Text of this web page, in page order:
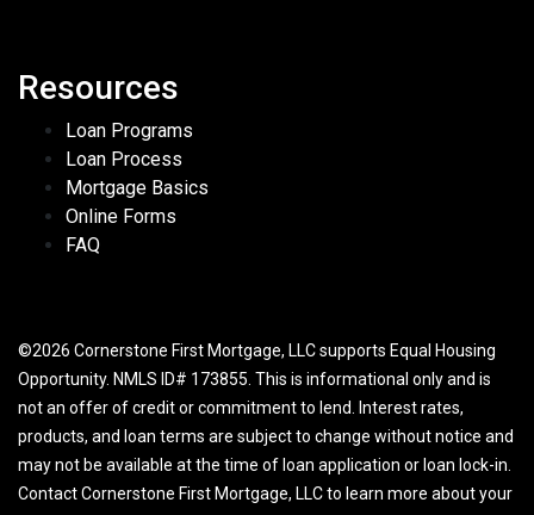
Resources
Loan Programs
Loan Process
Mortgage Basics
Online Forms
FAQ
©2026 Cornerstone First Mortgage, LLC supports Equal Housing
Opportunity. NMLS ID# 173855. This is informational only and is
not an offer of credit or commitment to lend. Interest rates,
products, and loan terms are subject to change without notice and
may not be available at the time of loan application or loan lock-in.
Contact Cornerstone First Mortgage, LLC to learn more about your